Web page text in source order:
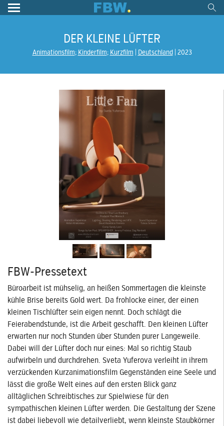
DER KLEINE LÜFTER
Animationsfilm; Kinderfilm; Kurzfilm Deutschland 2023
FBW-Pressetext
Büroarbeit ist mühselig, an heißen Sommertagen die kleinste
kühle Brise bereits Gold wert. Da frohlocke einer, der einen
kleinen Tischlüfter sein eigen nennt. Doch schlägt die
Feierabendstunde, ist die Arbeit geschafft. Den kleinen Lüfter
erwarten nur noch Stunden über Stunden purer Langeweile.
Dabei will der Lüfter doch nur eines: Mal so richtig Staub
aufwirbeln und durchdrehen. Sveta Yuferova verleiht in ihrem
verzückenden Kurzanimationsfilm Gegenständen eine Seele und
lässt die große Welt eines auf den ersten Blick ganz
alltäglichen Schreibtisches zur Spielwiese für den
sympathischen kleinen Lüfter werden. Die Gestaltung der Szene
ist dabei liebevoll wie detailverliebt, wenn kleinste Staubkörner